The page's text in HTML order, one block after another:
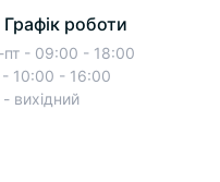
Графік роботи
пт - 09:00 - 18:00
10:00 - 16:00
вихідний